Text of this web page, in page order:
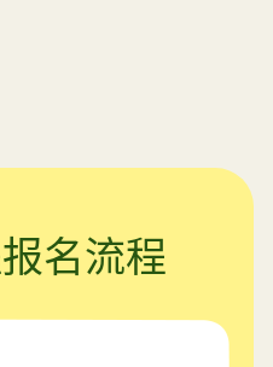
名流程